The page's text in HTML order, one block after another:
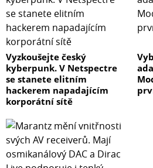
Vyzkoušejte český
kyberpunk. V Netspectre
se stanete elitním
hackerem napadajícím
korporátní sítě